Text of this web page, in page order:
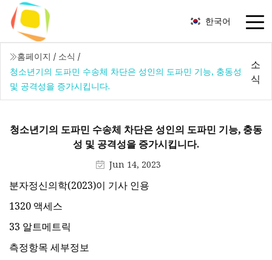
한국어
홈페이지 / 소식 /
청소년기의 도파민 수송체 차단은 성인의 도파민 기능, 충동성
및 공격성을 증가시킵니다.
소
식
청소년기의 도파민 수송체 차단은 성인의 도파민 기능, 충동
성 및 공격성을 증가시킵니다.
Jun 14, 2023
분자정신의학(2023)이 기사 인용
1320 액세스
33 알트메트릭
측정항목 세부정보